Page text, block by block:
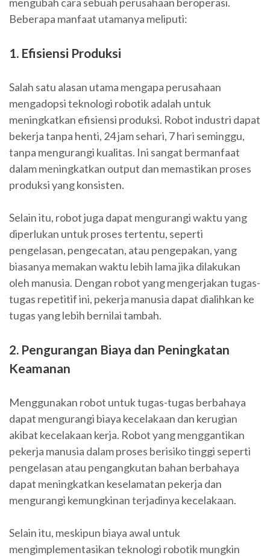
Beberapa manfaat utamanya meliputi:
1. Efisiensi Produksi
Salah satu alasan utama mengapa perusahaan
mengadopsi teknologi robotik adalah untuk
meningkatkan efisiensi produksi. Robot industri dapat
bekerja tanpa henti, 24 jam sehari, 7 hari seminggu,
tanpa mengurangi kualitas. Ini sangat bermanfaat
dalam meningkatkan output dan memastikan proses
produksi yang konsisten.
Selain itu, robot juga dapat mengurangi waktu yang
diperlukan untuk proses tertentu, seperti
pengelasan, pengecatan, atau pengepakan, yang
biasanya memakan waktu lebih lama jika dilakukan
oleh manusia. Dengan robot yang mengerjakan tugas-
tugas repetitif ini, pekerja manusia dapat dialihkan ke
tugas yang lebih bernilai tambah.
2. Pengurangan Biaya dan Peningkatan
Keamanan
Menggunakan robot untuk tugas-tugas berbahaya
dapat mengurangi biaya kecelakaan dan kerugian
akibat kecelakaan kerja. Robot yang menggantikan
pekerja manusia dalam proses berisiko tinggi seperti
pengelasan atau pengangkutan bahan berbahaya
dapat meningkatkan keselamatan pekerja dan
mengurangi kemungkinan terjadinya kecelakaan.
Selain itu, meskipun biaya awal untuk
mengimplementasikan teknologi robotik mungkin